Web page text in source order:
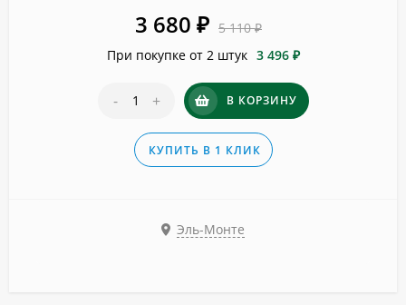
3 680 ₽ 5 110₽
При покупке от 2 штук 3 496 ₽
- + В КОРЗИНУ
КУПИТЬ В 1 КЛИК
Эль-Монте